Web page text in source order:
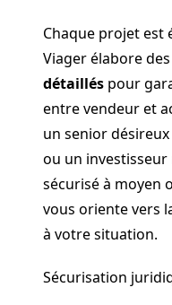
Chaque projet est
Viager élabore des
détaillés pour
entre vendeur et
un senior
ou un
sécurisé à moyen
vous oriente vers
à votre situation.
Sécurisation